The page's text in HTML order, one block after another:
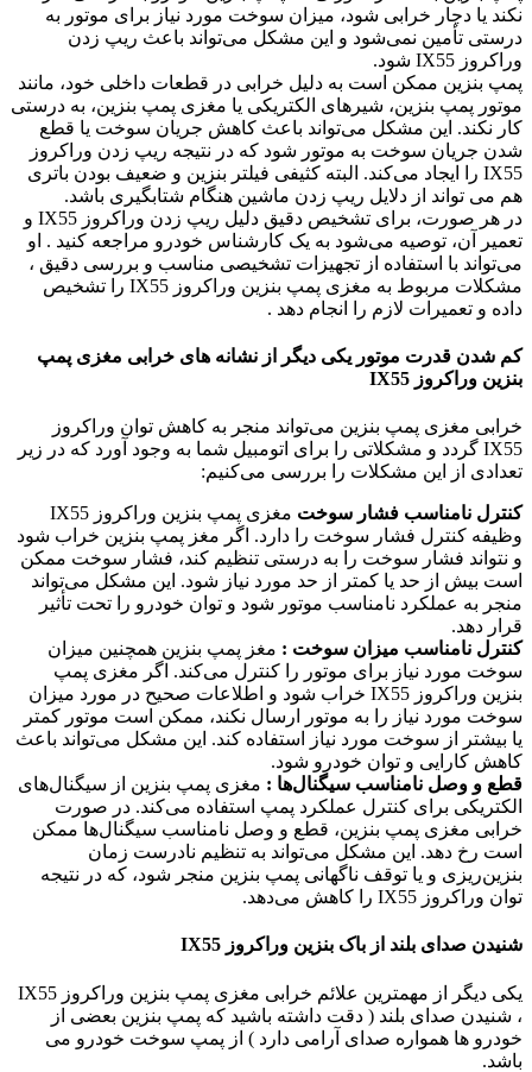
نکند یا دچار خرابی شود، میزان سوخت مورد نیاز برای موتور به
درستی تأمین نمی‌شود و این مشکل می‌تواند باعث ریپ زدن
وراکروز IX55 شود.
پمپ بنزین ممکن است به دلیل خرابی در قطعات داخلی خود، مانند
موتور پمپ بنزین، شیرهای الکتریکی یا مغزی پمپ بنزین، به درستی
کار نکند. این مشکل می‌تواند باعث کاهش جریان سوخت یا قطع
شدن جریان سوخت به موتور شود که در نتیجه ریپ زدن وراکروز
IX55 را ایجاد می‌کند. البته کثیفی فیلتر بنزین و ضعیف بودن باتری
هم می تواند از دلایل ریپ زدن ماشین هنگام شتابگیری باشد.
در هر صورت، برای تشخیص دقیق دلیل ریپ زدن وراکروز IX55 و
تعمیر آن، توصیه می‌شود به یک کارشناس خودرو مراجعه کنید . او
می‌تواند با استفاده از تجهیزات تشخیصی مناسب و بررسی دقیق ،
مشکلات مربوط به مغزی پمپ بنزین وراکروز IX55 را تشخیص
داده و تعمیرات لازم را انجام دهد .
کم شدن قدرت موتور یکی دیگر از نشانه های خرابی مغزی پمپ
بنزین وراکروز IX55
خرابی مغزی پمپ بنزین می‌تواند منجر به کاهش توان وراکروز
IX55 گردد و مشکلاتی را برای اتومبیل شما به وجود آورد که در زیر
تعدادی از این مشکلات را بررسی می‌کنیم:
کنترل نامناسب فشار سوخت
مغزی پمپ بنزین وراکروز IX55
وظیفه کنترل فشار سوخت را دارد. اگر مغز پمپ بنزین خراب شود
و نتواند فشار سوخت را به درستی تنظیم کند، فشار سوخت ممکن
است بیش از حد یا کمتر از حد مورد نیاز شود. این مشکل می‌تواند
منجر به عملکرد نامناسب موتور شود و توان خودرو را تحت تأثیر
قرار دهد.
کنترل نامناسب میزان سوخت : مغز پمپ بنزین همچنین میزان
سوخت مورد نیاز برای موتور را کنترل می‌کند. اگر مغزی پمپ
بنزین وراکروز IX55 خراب شود و اطلاعات صحیح در مورد میزان
سوخت مورد نیاز را به موتور ارسال نکند، ممکن است موتور کمتر
یا بیشتر از سوخت مورد نیاز استفاده کند. این مشکل می‌تواند باعث
کاهش کارایی و توان خودرو شود.
قطع و وصل نامناسب سیگنال‌ها : مغزی پمپ بنزین از سیگنال‌های
الکتریکی برای کنترل عملکرد پمپ استفاده می‌کند. در صورت
خرابی مغزی پمپ بنزین، قطع و وصل نامناسب سیگنال‌ها ممکن
است رخ دهد. این مشکل می‌تواند به تنظیم نادرست زمان
بنزین‌ریزی و یا توقف ناگهانی پمپ بنزین منجر شود، که در نتیجه
توان وراکروز IX55 را کاهش می‌دهد.
شنیدن صدای بلند از باک بنزین وراکروز IX55
یکی دیگر از مهمترین علائم خرابی مغزی پمپ بنزین وراکروز IX55
، شنیدن صدای بلند ( دقت داشته باشید که پمپ بنزین بعضی از
خودرو ها همواره صدای آرامی دارد ) از پمپ سوخت خودرو می
باشد.